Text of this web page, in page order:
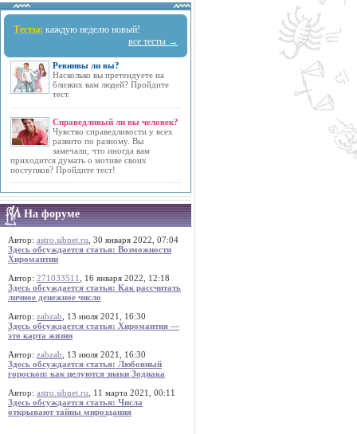
Тесты: каждую неделю новый!
все тесты →
Ревнивы ли вы?
Насколько вы претендуете на
близких вам людей? Пройдите
тест.
Справедливый ли вы человек?
Чувство справедливости у всех
развито по разному. Вы
замечали, что иногда вам
приходится думать о мотиве своих
поступков? Пройдите тест!
На форуме
Автор: astro.sibnet.ru , 30 января 2022, 07:04
Здесь обсуждается статья: Возможности
Хиромантии
Автор: 271033511
, 16 января 2022, 12:18
Здесь обсуждается статья: Как рассчитать
личное денежное число
Автор: zabzab , 13 июля 2021, 16:30
Здесь обсуждается статья: Хиромантия —
это карта жизни
Автор: zabzab , 13 июля 2021, 16:30
Здесь обсуждается статья: Любовный
гороскоп: как целуются знаки Зодиака
Автор: astro.sibnet.ru , 11 марта 2021, 00:11
Здесь обсуждается статья: Числа
открывают тайны мироздания